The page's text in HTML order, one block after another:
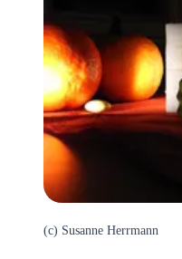
(c) Susanne Herrmann